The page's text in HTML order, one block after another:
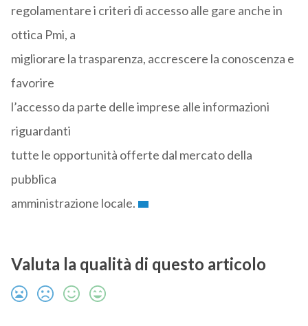
regolamentare i criteri di accesso alle gare anche in
ottica Pmi, a
migliorare la trasparenza, accrescere la conoscenza e
favorire
l’accesso da parte delle imprese alle informazioni
riguardanti
tutte le opportunità offerte dal mercato della
pubblica
amministrazione locale.
Valuta la qualità di questo articolo